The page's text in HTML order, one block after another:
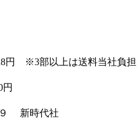
円 ※3部以上は送料当社負担
円
９ 新時代社